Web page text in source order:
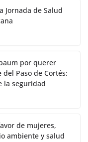
Jornada de Salud
por querer
Paso de Cortés:
la seguridad
de mujeres,
ambiente y salud